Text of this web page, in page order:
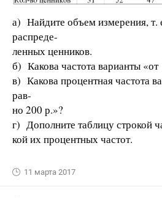
а) Найдите объем измерения, т.
распреде-
ленных ценников.
б) Какова частота варианты
в) Какова процентная частота
рав-
но 200 р.»?
г) Дополните таблицу строкой
кой их процентных частот.
11 марта 2017